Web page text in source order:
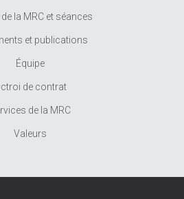
la MRC et séances
et publications
Équipe
de contrat
de la MRC
Valeurs